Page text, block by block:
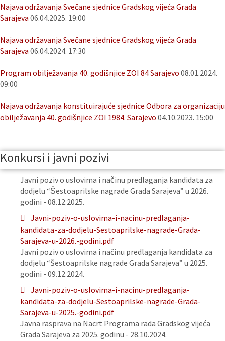
Najava održavanja Svečane sjednice Gradskog vijeća Grada
Sarajeva 06.04.2025. 19:00
Najava održavanja Svečane sjednice Gradskog vijeća Grada
Sarajeva 06.04.2024. 17:30
Program obilježavanja 40. godišnjice ZOI 84 Sarajevo 08.01.2024.
09:00
Najava održavanja konstituirajuće sjednice Odbora za organizaciju
obilježavanja 40. godišnjice ZOI 1984. Sarajevo 04.10.2023. 15:00
Konkursi i javni pozivi
Javni poziv o uslovima i načinu predlaganja kandidata za
dodjelu “Šestoaprilske nagrade Grada Sarajeva” u 2026.
godini - 08.12.2025.
Javni-poziv-o-uslovima-i-nacinu-predlaganja-
kandidata-za-dodjelu-Sestoaprilske-nagrade-Grada-
Sarajeva-u-2026.-godini.pdf
Javni poziv o uslovima i načinu predlaganja kandidata za
dodjelu “Šestoaprilske nagrade Grada Sarajeva” u 2025.
godini - 09.12.2024.
Javni-poziv-o-uslovima-i-nacinu-predlaganja-
kandidata-za-dodjelu-Sestoaprilske-nagrade-Grada-
Sarajeva-u-2025.-godini.pdf
Javna rasprava na Nacrt Programa rada Gradskog vijeća
Grada Sarajeva za 2025. godinu - 28.10.2024.